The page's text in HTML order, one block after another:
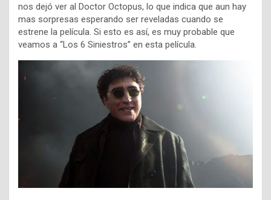
nos dejó ver al Doctor Octopus, lo que indica que aun hay
mas sorpresas esperando ser reveladas cuando se
estrene la película. Si esto es así, es muy probable que
veamos a “Los 6 Siniestros” en esta película.